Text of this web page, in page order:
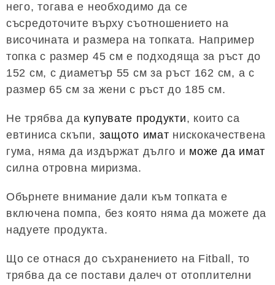
него, тогава е необходимо да се
съсредоточите върху съотношението на
височината и размера на топката. Например
топка с размер 45 см е подходяща за ръст до
152 см, с диаметър 55 см за ръст 162 см, а с
размер 65 см за жени с ръст до 185 см.
Не трябва да купувате продукти, които са
евтиниса скъпи, защото имат нискокачествена
гума, няма да издържат дълго и може да имат
силна отровна миризма.
Обърнете внимание дали към топката е
включена помпа, без която няма да можете да
надуете продукта.
Що се отнася до съхранението на Fitball, то
трябва да се постави далеч от отоплителни